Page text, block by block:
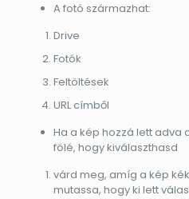
A fotó származhat:
Drive
Fotók
Feltöltések
URL címből
Ha a kép hozzá lett adva
fölé, hogy kiválaszthasd
várd meg, amíg a kép
mutassa, hogy ki lett